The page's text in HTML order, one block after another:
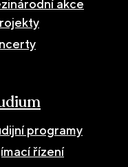
akce
programy
řízení